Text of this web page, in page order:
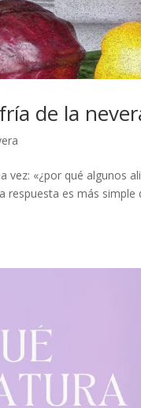
de la
vez: «¿por qué algunos
respuesta es más